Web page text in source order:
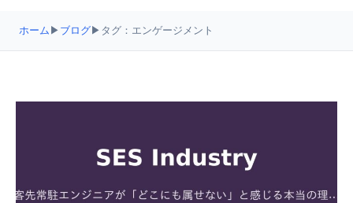
ホーム ▶ ブログ▶ タグ：エンゲージメント